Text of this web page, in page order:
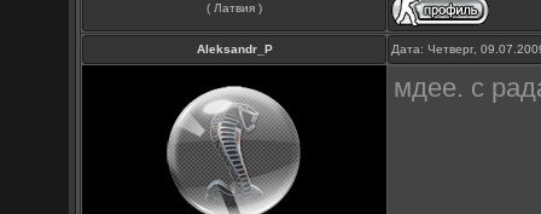
( Латвия )
Aleksandr_P Дата: Четверг,
мдее. с